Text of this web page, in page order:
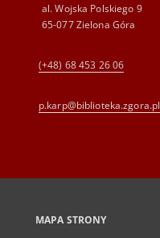
al. Wojska Polskiego 9
65-077 Zielona Góra
(+48) 68 453 26 06
p.karp@biblioteka.zgora.pl
MAPA STRONY